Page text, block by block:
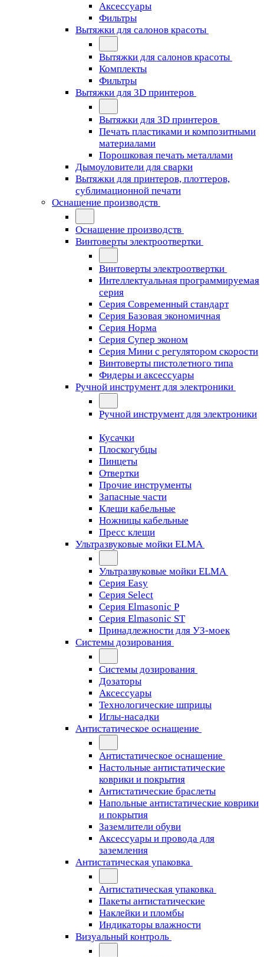
Аксессуары
Фильтры
Вытяжки для салонов красоты
Вытяжки для салонов красоты
Комплекты
Фильтры
Вытяжки для 3D принтеров
Вытяжки для 3D принтеров
Печать пластиками и композитными
материалами
Порошковая печать металлами
Дымоуловители для сварки
Вытяжки для принтеров, плоттеров,
сублимационной печати
Оснащение производств
Оснащение производств
Винтоверты электроотвертки
Винтоверты электроотвертки
Интеллектуальная программируемая
серия
Серия Современный стандарт
Серия Базовая экономичная
Серия Норма
Серия Cупер эконом
Серия Мини с регулятором скорости
Винтоверты пистолетного типа
Фидеры и аксессуары
Ручной инструмент для электроники
Ручной инструмент для электроники
Кусачки
Плоскогубцы
Пинцеты
Отвертки
Прочие инструменты
Запасные части
Клещи кабельные
Ножницы кабельные
Пресс клещи
Ультразвуковые мойки ELMA
Ультразвуковые мойки ELMA
Серия Easy
Серия Select
Серия Elmasonic P
Серия Elmasonic ST
Принадлежности для УЗ-моек
Системы дозирования
Системы дозирования
Дозаторы
Аксессуары
Технологические шприцы
Иглы-насадки
Антистатическое оснащение
Антистатическое оснащение
Настольные антистатические
коврики и покрытия
Антистатические браслеты
Напольные антистатические коврики
и покрытия
Заземлители обуви
Аксессуары и провода для
заземления
Антистатическая упаковка
Антистатическая упаковка
Пакеты антистатические
Наклейки и пломбы
Индикаторы влажности
Визуальный контроль